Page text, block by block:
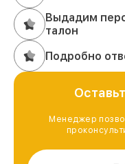
Выдадим
талон
Подробно
Менеджер